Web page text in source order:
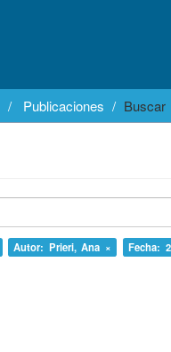
Publicaciones Buscar
Autor: Prieri, Ana × Fecha: